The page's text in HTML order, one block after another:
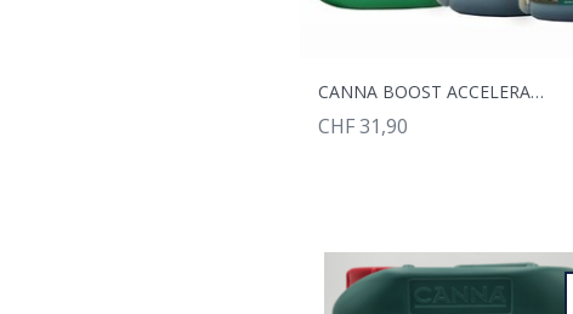
CANNA BOOST ACCELERATOR 0.25L
CHF 31,90